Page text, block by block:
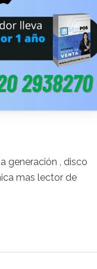
generación , disco
mas lector de